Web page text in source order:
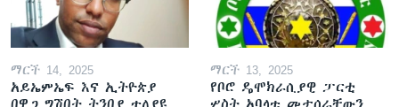
ማርች 14, 2025
አይኤምኤፍ እና ኢትዮጵያ
ማርች 13, 2025
የቦሮ ዴሞክራሲያዊ ፓርቲ